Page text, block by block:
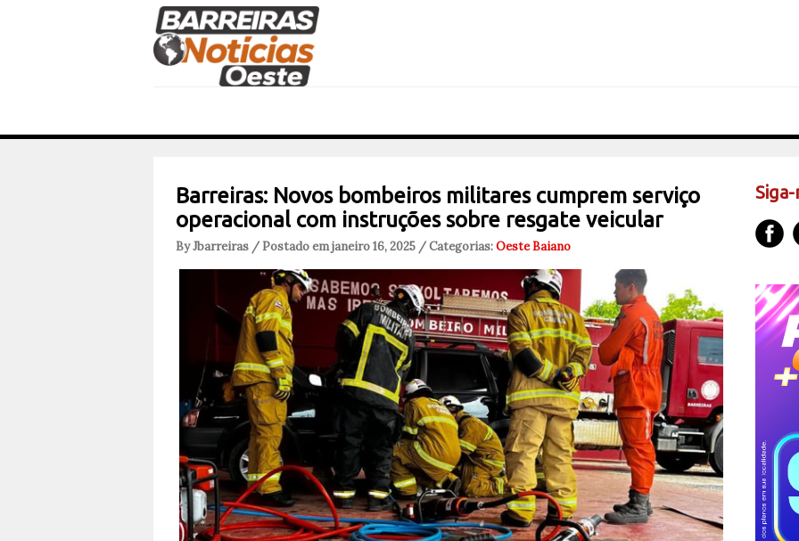
Barreiras: Novos bombeiros militares cumprem serviço
operacional com instruções sobre resgate veicular
By Jbarreiras / Postado em janeiro 16, 2025 / Categorias:Oeste Baiano